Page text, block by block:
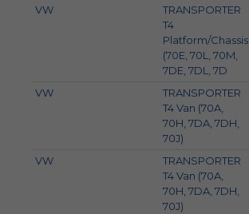
VW
TRANSPORTER
T4
Platform/Chassis
(70E, 70L, 70M,
7DE, 7DL, 7D
VW
TRANSPORTER
T4 Van (70A,
70H, 7DA, 7DH,
70J)
VW
TRANSPORTER
T4 Van (70A,
70H, 7DA, 7DH,
70J)